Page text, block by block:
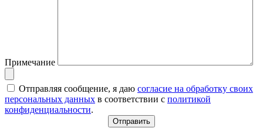
Примечание
Отправляя сообщение, я даю согласие на обработку своих
персональных данных в соответствии с политикой
конфиденциальности.